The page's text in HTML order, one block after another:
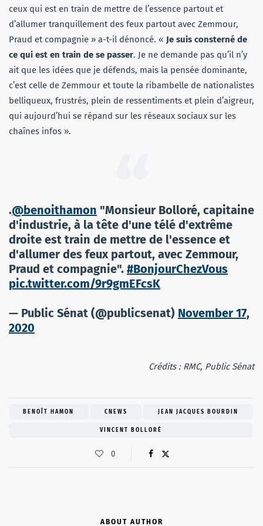
ceux qui est en train de mettre de l’essence partout et
d’allumer tranquillement des feux partout avec Zemmour,
Praud et compagnie » a-t-il dénoncé. « Je suis consterné de
ce qui est en train de se passer. Je ne demande pas qu’il n’y
ait que les idées que je défends, mais la pensée dominante,
c’est celle de Zemmour et toute la ribambelle de nationalistes
belliqueux, frustrés, plein de ressentiments et plein d’aigreur,
qui aujourd’hui se répand sur les réseaux sociaux sur les
chaînes infos ».
.@benoithamon "Monsieur Bolloré, capitaine
d'industrie, à la tête d'une télé d'extrême
droite est train de mettre de l'essence et
d'allumer des feux partout, avec Zemmour,
Praud et compagnie". #BonjourChezVous
pic.twitter.com/9r9gmEFcsK
— Public Sénat (@publicsenat) November 17,
2020
Crédits : RMC, Public Sénat
BENOÎT HAMON CNEWS JEAN JACQUES BOURDIN
VINCENT BOLLORÉ
0
ABOUT AUTHOR